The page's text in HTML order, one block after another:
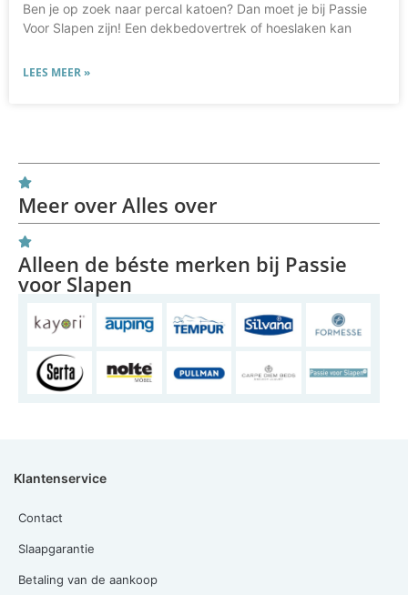
Ben je op zoek naar percal katoen? Dan moet je bij Passie
Voor Slapen zijn! Een dekbedovertrek of hoeslaken kan
LEES MEER »
Meer over Alles over
Alleen de béste merken bij Passie
voor Slapen
Klantenservice
Contact
Slaapgarantie
Betaling van de aankoop